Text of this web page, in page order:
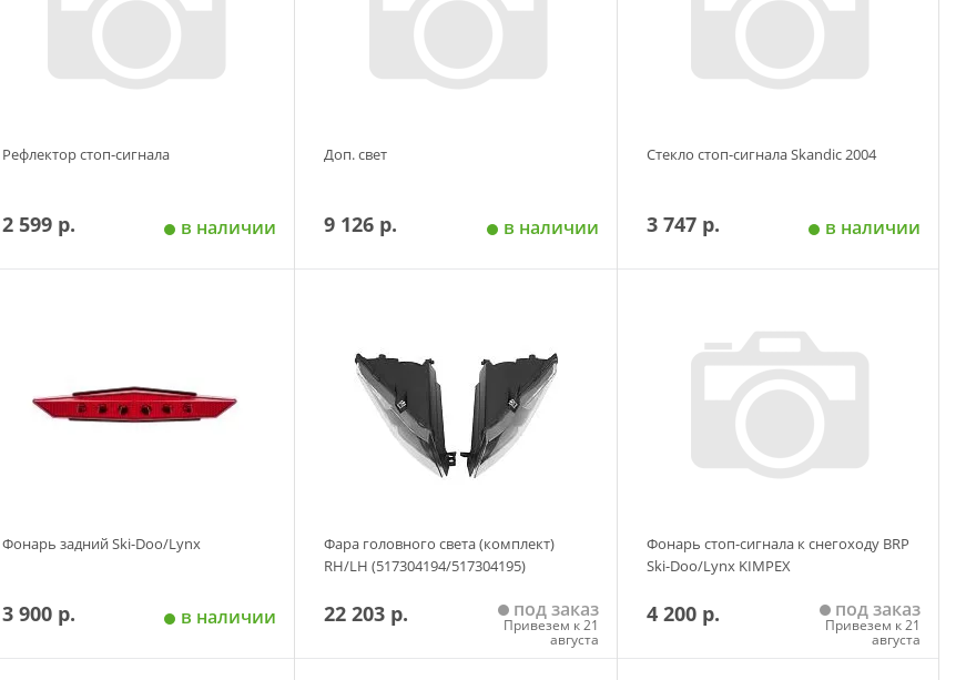
Рефлектор стоп-сигнала
2 599 р. в наличии
Доп. свет
9 126 р. в наличии
Стекло стоп-сигнала Skandic 2004
3 747 р. в наличии
Фонарь задний Ski-Doo/Lynx
3 900 р. в наличии
Фара головного света (комплект)
RH/LH (517304194/517304195)
22 203 р. под заказ
Привезем к 21
августа
Фонарь стоп-сигнала к снегоходу BRP
Ski-Doo/Lynx KIMPEX
4 200 р. под заказ
Привезем к 21
августа